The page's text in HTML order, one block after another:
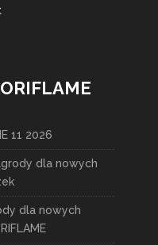
11 2026
dla nowych
dla nowych